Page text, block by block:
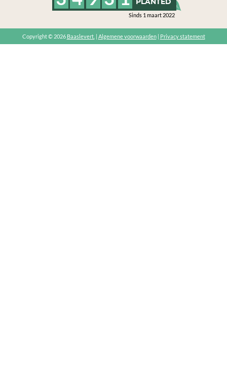
PLANTED
Sinds 1 maart 2022
Copyright © 2026 Baaslevert. | Algemene voorwaarden| Privacy statement